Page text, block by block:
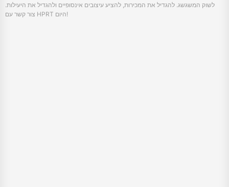
לשוק המשגשג. להגדיל את המכירות, להציע עיצובים אינסופיים ולהגדיל את היעילות.
צור קשר עם HPRT היום!